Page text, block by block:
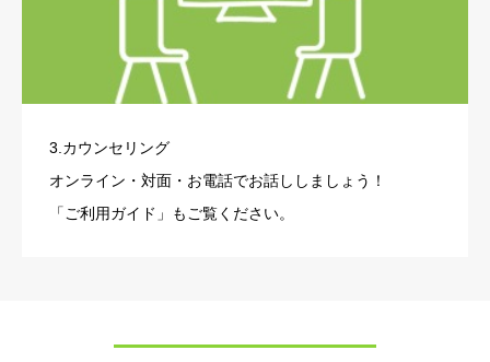
3.カウンセリング
オンライン・対面・お電話でお話ししましょう！
「ご利用ガイド」もご覧ください。